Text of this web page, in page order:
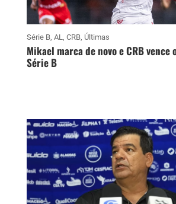
Série B, AL CRB, Últimas
Mikael marca de novo e CRB vence
Série B